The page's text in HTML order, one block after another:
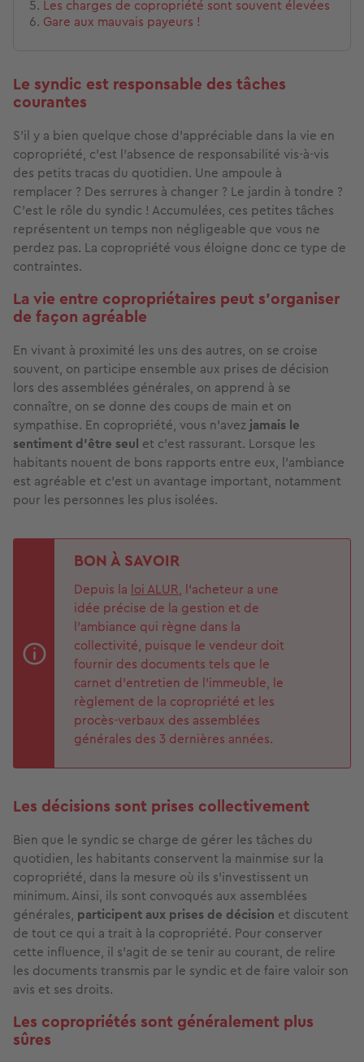
Les charges de copropriété sont souvent élevées
Gare aux mauvais payeurs !
Le syndic est responsable des tâches
courantes
S’il y a bien quelque chose d'appréciable dans la vie en
copropriété, c’est l’absence de responsabilité vis-à-vis
des petits tracas du quotidien. Une ampoule à
remplacer ? Des serrures à changer ? Le jardin à tondre ?
C’est le rôle du syndic ! Accumulées, ces petites tâches
représentent un temps non négligeable que vous ne
perdez pas. La copropriété vous éloigne donc ce type de
contraintes.
La vie entre copropriétaires peut s'organiser
de façon agréable
En vivant à proximité les uns des autres, on se croise
souvent, on participe ensemble aux prises de décision
lors des assemblées générales, on apprend à se
connaître, on se donne des coups de main et on
sympathise. En copropriété, vous n’avez jamais le
sentiment d’être seul et c’est rassurant. Lorsque les
habitants nouent de bons rapports entre eux, l’ambiance
est agréable et c’est un avantage important, notamment
pour les personnes les plus isolées.
BON À SAVOIR
Depuis la loi ALUR, l’acheteur a une
idée précise de la gestion et de
l’ambiance qui règne dans la
collectivité, puisque le vendeur doit
fournir des documents tels que le
carnet d’entretien de l’immeuble, le
règlement de la copropriété et les
procès-verbaux des assemblées
générales des 3 dernières années.
Les décisions sont prises collectivement
Bien que le syndic se charge de gérer les tâches du
quotidien, les habitants conservent la mainmise sur la
copropriété, dans la mesure où ils s’investissent un
minimum. Ainsi, ils sont convoqués aux assemblées
générales, participent aux prises de décision et discutent
de tout ce qui a trait à la copropriété. Pour conserver
cette influence, il s’agit de se tenir au courant, de relire
les documents transmis par le syndic et de faire valoir son
avis et ses droits.
Les copropriétés sont généralement plus
sûres